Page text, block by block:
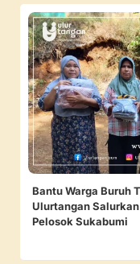
Bantu Warga Buruh
Ulurtangan
Pelosok Sukabumi